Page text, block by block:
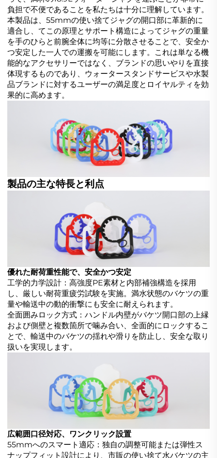
負担で不便であることを私たちは十分に理解しています。
本製品は、55mmの使い捨てジャグの開口部に革新的に
適合し、てこの原理とサポート構造によってジャグの重量
を手のひらと前腕全体に均等に分散させることで、安全か
つ安定した一人での運搬を可能にします。これは単なる機
能的なアクセサリーではなく、ブランドの思いやりを直接
体現するものであり、ウォータースタンドサービスや水製
品ブランドに対するユーザーの満足度とロイヤルティを効
果的に高めます。
製品の主な特長と利点
優れた耐荷重性能で、安全かつ安定
工学的力学設計：高強度PE素材と内部補強構造を採用
し、厳しい耐荷重疲労試験を実施。満水状態のバケツの重
量や輸送中の動的衝撃にも安全に耐えられます。
全面囲みロック方式：ハンドル内壁がバケツ開口部の上縁
および側壁と複数箇所で噛み合い、全面的にロックするこ
とで、輸送中のバケツの揺れや滑りを防止し、安全な取り
扱いを実現します。
広範囲口径対応、ワンクリック設置
55mmへのスマート適応：独自の調整可能または弾性ス
ナップフィット設計により、市販の使い捨て水バケツの主